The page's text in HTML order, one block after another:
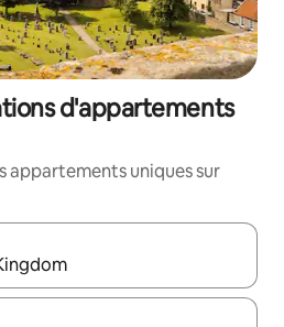
d'appartements
appartements uniques sur
utilisez les flèches vers le